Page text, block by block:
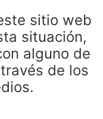
sitio web
situación,
alguno de
de los